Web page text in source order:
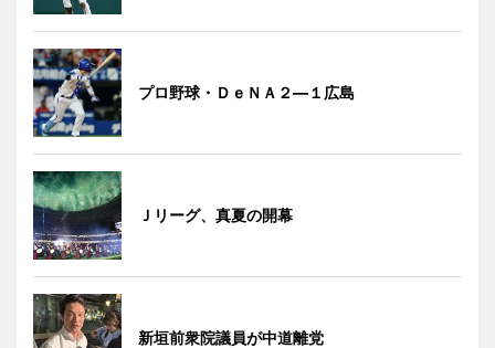
プロ野球・ＤｅＮＡ２―１広島
Ｊリーグ、真夏の開幕
新垣前衆院議員が中道離党